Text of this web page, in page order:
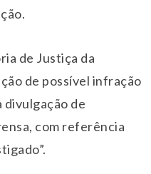
de Justiça da
de possível infração
de
com referência